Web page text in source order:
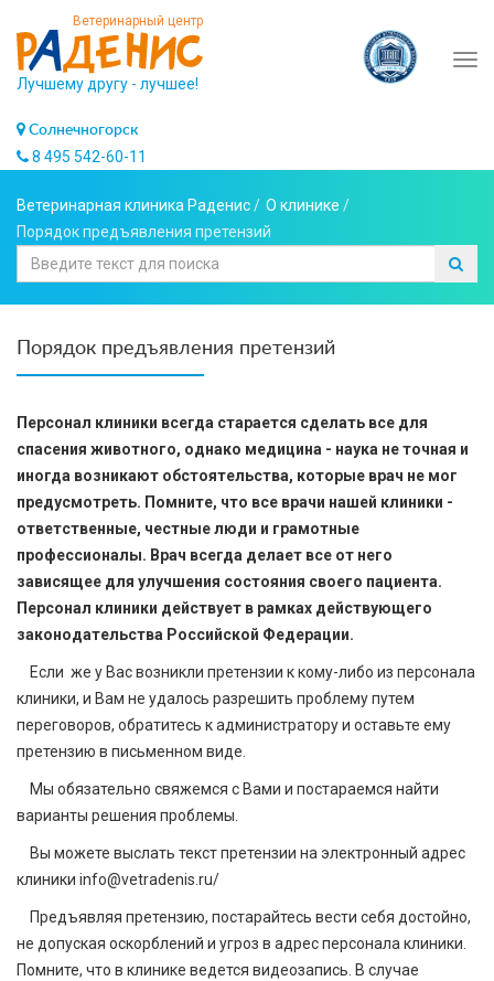
Ветеринарный центр
Лучшему другу - лучшее!
Солнечногорск
8 495 542-60-11
Ветеринарная клиника Раденис/ О клинике /
Порядок предъявления претензий
Порядок предъявления претензий
Персонал клиники всегда старается сделать все для
спасения животного, однако медицина - наука не точная и
иногда возникают обстоятельства, которые врач не мог
предусмотреть. Помните, что все врачи нашей клиники -
ответственные, честные люди и грамотные
профессионалы. Врач всегда делает все от него
зависящее для улучшения состояния своего пациента.
Персонал клиники действует в рамках действующего
законодательства Российской Федерации.
Если же у Вас возникли претензии к кому-либо из персонала
клиники, и Вам не удалось разрешить проблему путем
переговоров, обратитесь к администратору и оставьте ему
претензию в письменном виде.
Мы обязательно свяжемся с Вами и постараемся найти
варианты решения проблемы.
Вы можете выслать текст претензии на электронный адрес
клиники info@vetradenis.ru/
Предъявляя претензию, постарайтесь вести себя достойно,
не допуская оскорблений и угроз в адрес персонала клиники.
Помните, что в клинике ведется видеозапись. В случае